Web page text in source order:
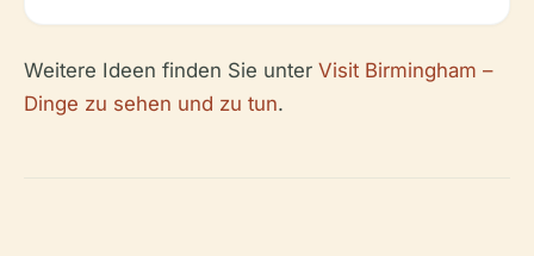
Weitere Ideen finden Sie unter Visit Birmingham –
Dinge zu sehen und zu tun.